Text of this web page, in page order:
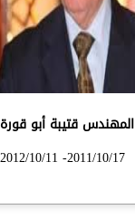
المهندس قتيبة أبو قورة
2011/10/17- 2012/10/11